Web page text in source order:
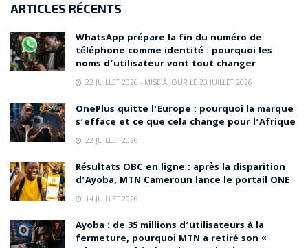
ARTICLES RÉCENTS
WhatsApp prépare la fin du numéro de
téléphone comme identité : pourquoi les
noms d’utilisateur vont tout changer
22 JUILLET 2026 - MISE À JOUR LE 23 JUILLET 2026
OnePlus quitte l’Europe : pourquoi la marque
s’efface et ce que cela change pour l’Afrique
22 JUILLET 2026
Résultats OBC en ligne : après la disparition
d’Ayoba, MTN Cameroun lance le portail ONE
14 JUILLET 2026
Ayoba : de 35 millions d’utilisateurs à la
fermeture, pourquoi MTN a retiré son «